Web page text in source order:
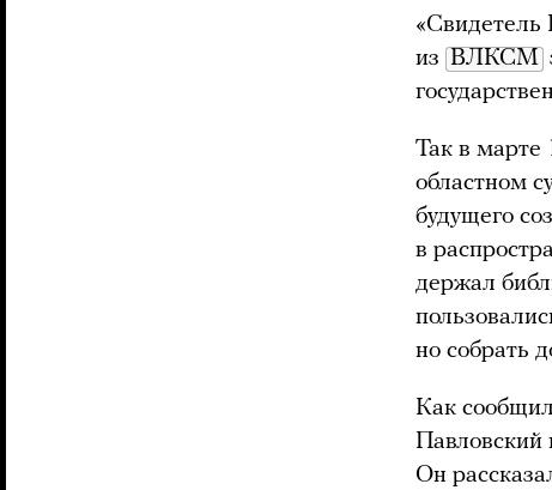
«Свидетель
из ВЛКСМ
Так в марте
областном
будущего
в
держал
но собрать
Как
Павловский
Он